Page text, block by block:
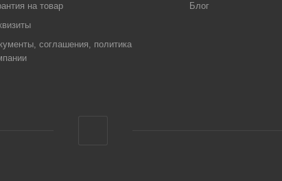
на товар
соглашения, политика
Блог